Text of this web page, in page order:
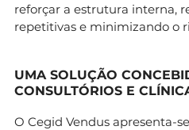
reforçar a estrutura interna,
repetitivas e minimizando o
UMA SOLUÇÃO
CONSULTÓRIOS E
O Cegid Vendus apresenta-